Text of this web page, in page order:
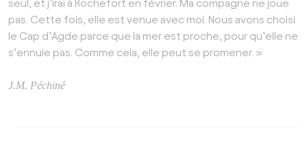
seul, et j’irai à Rochefort en février. Ma compagne ne joue
pas. Cette fois, elle est venue avec moi. Nous avons choisi
le Cap d’Agde parce que la mer est proche, pour qu’elle ne
s’ennuie pas. Comme cela, elle peut se promener. »
J.M. Péchiné